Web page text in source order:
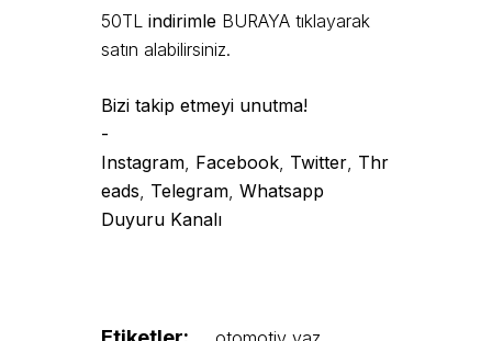
50TL indirimle BURAYA tıklayarak
satın alabilirsiniz.
Bizi takip etmeyi unutma!
-
Instagram, Facebook, Twitter, Thr
eads, Telegram, Whatsapp
Duyuru Kanalı